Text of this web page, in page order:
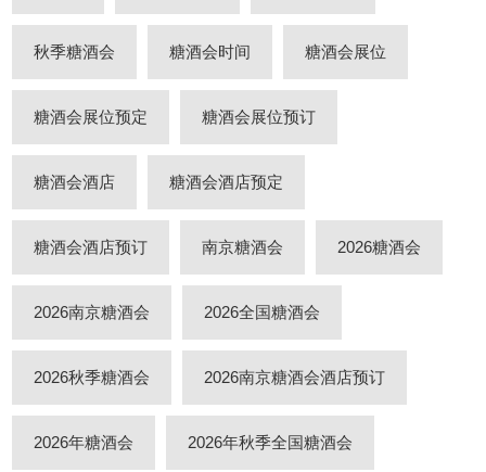
秋季糖酒会 糖酒会时间 糖酒会展位
糖酒会展位预定 糖酒会展位预订
糖酒会酒店 糖酒会酒店预定
糖酒会酒店预订 南京糖酒会 2026糖酒会
2026南京糖酒会 2026全国糖酒会
2026秋季糖酒会 2026南京糖酒会酒店预订
2026年糖酒会 2026年秋季全国糖酒会